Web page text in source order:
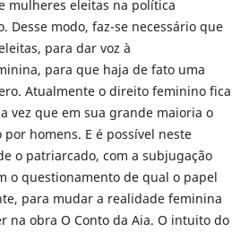
mulheres eleitas na política
Desse modo, faz-se necessário que
para dar voz à
para que haja de fato uma
Atualmente o direito feminino fica
vez que em sua grande maioria o
homens. E é possível neste
o patriarcado, com a subjugação
o questionamento de qual o papel
para mudar a realidade feminina
na obra O Conto da Aia. O intuito do